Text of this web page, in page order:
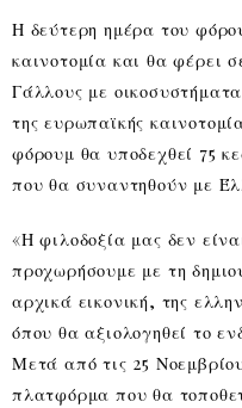
Η δεύτερη ημέρα του
καινοτομία και θα φέρει
Γάλλους με
της ευρωπαϊκής
φόρουμ θα υποδεχθεί 75
που θα συναντηθούν με
«Η φιλοδοξία μας δεν
προχωρήσουμε με τη
αρχικά εικονική, της
όπου θα αξιολογηθεί το
Μετά από τις 25
πλατφόρμα που θα